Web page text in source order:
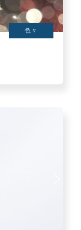
色々